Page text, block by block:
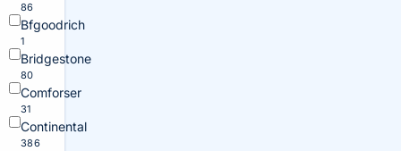
86
Bfgoodrich
1
Bridgestone
80
Comforser
31
Continental
386